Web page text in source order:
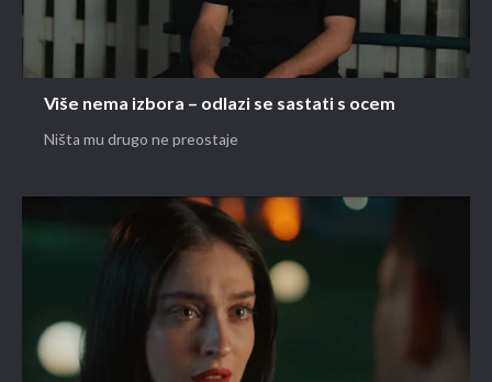
Više nema izbora – odlazi se sastati s ocem
Ništa mu drugo ne preostaje